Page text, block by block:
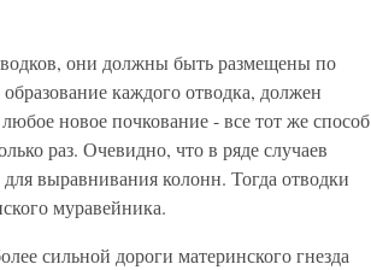
они должны быть размещены по
каждого отводка, должен
новое почкование - все тот же способ
раз. Очевидно, что в ряде случаев
выравнивания колонн. Тогда отводки
муравейника.
сильной дороги материнского гнезда